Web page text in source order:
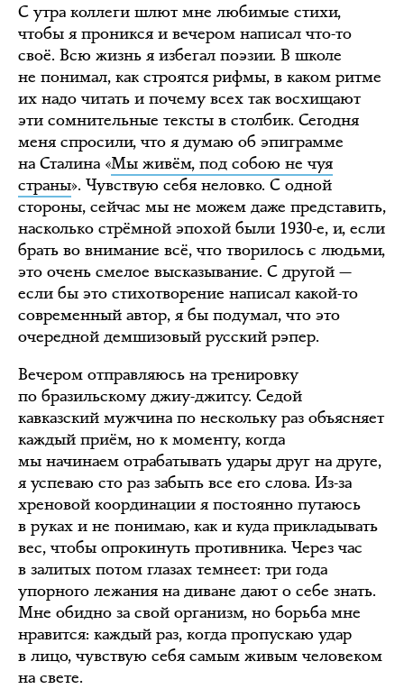
С утра коллеги шлют мне любимые стихи,
чтобы я проникся и вечером написал что-то
своё. Всю жизнь я избегал поэзии. В школе
не понимал, как строятся рифмы, в каком ритме
их надо читать и почему всех так восхищают
эти сомнительные тексты в столбик. Сегодня
меня спросили, что я думаю об эпиграмме
на Сталина «Мы живём, под собою не чуя
страны». Чувствую себя неловко. С одной
стороны, сейчас мы не можем даже представить,
насколько стрёмной эпохой были 1930-е, и, если
брать во внимание всё, что творилось с людьми,
это очень смелое высказывание. С другой —
если бы это стихотворение написал какой-то
современный автор, я бы подумал, что это
очередной демшизовый русский рэпер.
Вечером отправляюсь на тренировку
по бразильскому джиу-джитсу. Седой
кавказский мужчина по нескольку раз объясняет
каждый приём, но к моменту, когда
мы начинаем отрабатывать удары друг на друге,
я успеваю сто раз забыть все его слова. Из-за
хреновой координации я постоянно путаюсь
в руках и не понимаю, как и куда прикладывать
вес, чтобы опрокинуть противника. Через час
в залитых потом глазах темнеет: три года
упорного лежания на диване дают о себе знать.
Мне обидно за свой организм, но борьба мне
нравится: каждый раз, когда пропускаю удар
в лицо, чувствую себя самым живым человеком
на свете.